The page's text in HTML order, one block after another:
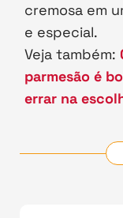
cremosa em
e especial.
Veja também:
parmesão é
errar na